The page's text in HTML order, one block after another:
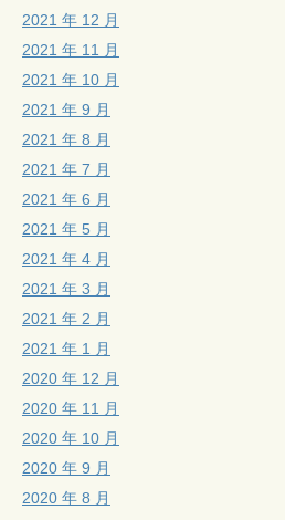
2021 年 12 月
2021 年 11 月
2021 年 10 月
2021 年 9 月
2021 年 8 月
2021 年 7 月
2021 年 6 月
2021 年 5 月
2021 年 4 月
2021 年 3 月
2021 年 2 月
2021 年 1 月
2020 年 12 月
2020 年 11 月
2020 年 10 月
2020 年 9 月
2020 年 8 月